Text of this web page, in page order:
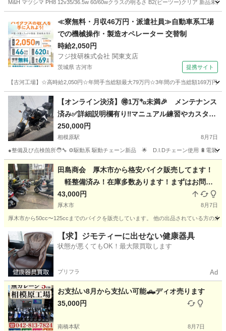
M&H マツシマ PH8 12v35/36.5w 60/60wクラスの明るさ B2(ビーツー)クリア 新品未
伊勢原駅 バイク
≪寮無料・月収46万円・派遣社員≫自動車系工場
での機械操作・製造オペレーター 交替制
時給2,050円
フジ技研株式会社 関東支店
茨城県 古河市 提携サイト
【古河工場】☆高時給2,050円☆年間手当総額最大79万円☆3年間の手当総額169万円
茨城 古河市 その他
【オンライン決済】🉐1万㌔未満🎉 メンテナンス
済み✅️詳細説明欄有り‼️マニュアル練習やカスタム
ベースにぜひ🤩 JC61 グロム GROM MSX125
前期
250,000円
相模原駅 8月7日
●整備及び点検箇所🧑‍🔧 ⚙️駆動系 駆動チェーン新品 🌟 D.I.Dチェーン使用 🔋電装系
神奈川 相模原市 相模原駅 ホンダ
田島商会 厚木市から格安バイク販売してます！
軽整備済み！在庫多数あります！まずはお問い
合わせください♪
43,000円
厚木市 8月7日
厚木市から50cc〜125ccまでのバイクを販売しています。 他の出品されている方の未
神奈川 厚木市 ホンダ 新品
【求】ジモティーに出せない健康器具
状態が悪くてもOK！最大限買取します
プリフラ Ad
お支払い8月から支払い可能🛻ディオ売ります
35,000円
南橋本駅 8月7日